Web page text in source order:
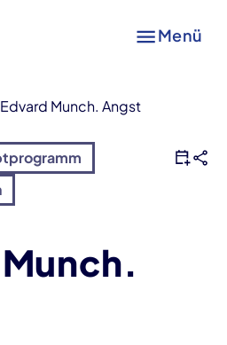
Menü
Edvard Munch. Angst